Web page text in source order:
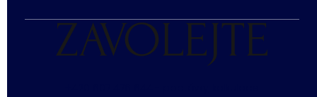
ZAVOLEJTE